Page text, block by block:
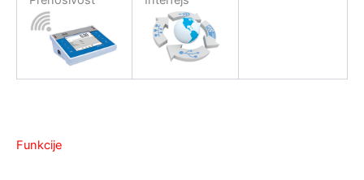
Funkcije